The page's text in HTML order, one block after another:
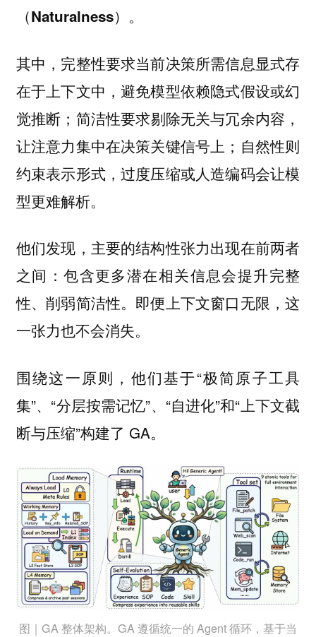
（Naturalness） 。
其中，完整性要求当前决策所需信息显式存
在于上下文中，避免模型依赖隐式假设或幻
觉推断；简洁性要求剔除无关与冗余内容，
让注意力集中在决策关键信号上；自然性则
约束表示形式，过度压缩或人造编码会让模
型更难解析。
他们发现，主要的结构性张力出现在前两者
之间：包含更多潜在相关信息会提升完整
性、削弱简洁性。即便上下文窗口无限，这
一张力也不会消失。
围绕这一原则，他们基于“极简原子工具
集”、“分层按需记忆”、“自进化”和“上下文截
断与压缩”构建了 GA。
图｜GA 整体架构。GA 遵循统一的 Agent 循环，基于当